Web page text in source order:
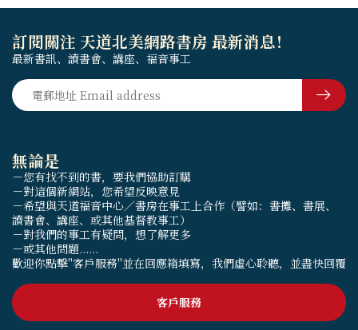
無論是
－您有找不到的書，要我們協助訂購
－對這個新網站，您希望反映意見
－希望與天道福音中心／書房在事工上合作（譬如：書攤、書展、
讀書會、講座、或其他基督教事工）
－對我們的事工有疑問，想了解更多
－或其他問題......
歡迎你點擊"客戶服務"並在回應箱填寫，我們虛心聆聽，並盡快回覆
客戶服務
訂閱關注 天道北美網路書房 最新消息！
最新書訊、讀書會、講座、福音事工